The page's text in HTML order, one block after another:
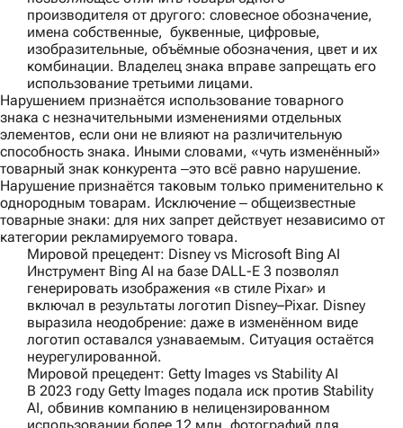
производителя от другого: словесное обозначение,
имена собственные, буквенные, цифровые,
изобразительные, объёмные обозначения, цвет и их
комбинации. Владелец знака вправе запрещать его
использование третьими лицами.
Нарушением признаётся использование товарного
знака с незначительными изменениями отдельных
элементов, если они не влияют на различительную
способность знака. Иными словами, «чуть изменённый»
товарный знак конкурента ‒это всё равно нарушение.
Нарушение признаётся таковым только применительно к
однородным товарам. Исключение ‒ общеизвестные
товарные знаки: для них запрет действует независимо от
категории рекламируемого товара.
Мировой прецедент: Disney vs Microsoft Bing AI
Инструмент Bing AI на базе DALL-E 3 позволял
генерировать изображения «в стиле Pixar» и
включал в результаты логотип Disney–Pixar. Disney
выразила неодобрение: даже в изменённом виде
логотип оставался узнаваемым. Ситуация остаётся
неурегулированной.
Мировой прецедент: Getty Images vs Stability AI
В 2023 году Getty Images подала иск против Stability
AI, обвинив компанию в нелицензированном